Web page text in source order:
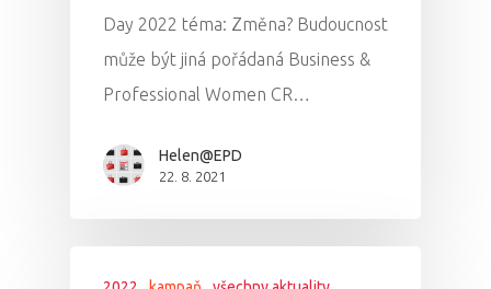
Day 2022 téma: Změna? Budoucnost
může být jiná pořádaná Business &
Professional Women CR…
Helen@EPD
22. 8. 2021